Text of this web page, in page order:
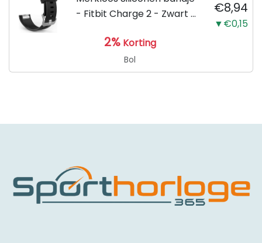
- Fitbit Charge 2 - Zwart -
€8,94
▼€0,15
2% Korting
Bol